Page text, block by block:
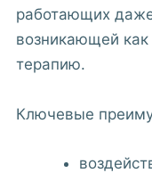
работающих
возникающей
терапию.
Ключевые